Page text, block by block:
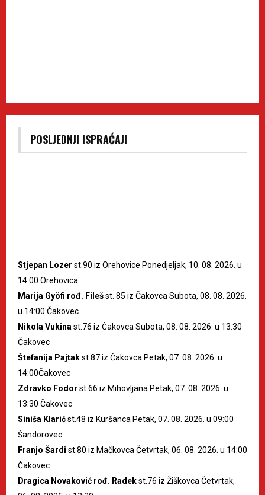
POSLJEDNJI ISPRAĆAJI
Stjepan Lozer st.90 iz Orehovice Ponedjeljak, 10. 08. 2026. u
14:00 Orehovica
Marija Gyöfi rođ. Filešst. 85 iz Čakovca Subota, 08. 08. 2026.
u 14:00 Čakovec
Nikola Vukina st.76 iz Čakovca Subota, 08. 08. 2026. u 13:30
Čakovec
Štefanija Pajtakst.87 iz Čakovca Petak, 07. 08. 2026. u
14:00Čakovec
Zdravko Fodor st.66 iz Mihovljana Petak, 07. 08. 2026. u
13:30 Čakovec
Siniša Klarićst.48 iz Kuršanca Petak, 07. 08. 2026. u 09:00
Šandorovec
Franjo Šardi st.80 iz Mačkovca Četvrtak, 06. 08. 2026. u 14:00
Čakovec
Dragica Novaković rođ. Radekst.76 iz Žiškovca Četvrtak,